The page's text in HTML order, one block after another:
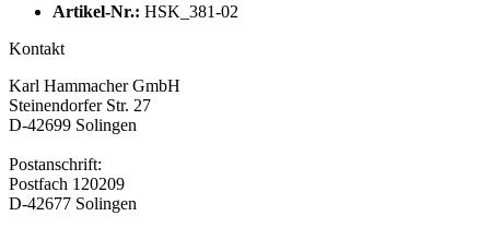
Artikel-Nr.: HSK_381-02
Kontakt
Karl Hammacher GmbH
Steinendorfer Str. 27
D-42699 Solingen
Postanschrift:
Postfach 120209
D-42677 Solingen